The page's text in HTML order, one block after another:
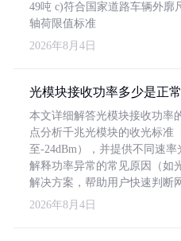
49吨 c)符合国家道路车辆外廓
轴荷限值标准
2026年8月4日
光模块接收功率多少是正常
本文详细解答光模块接收功率
点分析千兆光模块的收光标准
至-24dBm），并提供不同速
解释功率异常的常见原因（如
解决方案，帮助用户快速判断
2026年8月4日